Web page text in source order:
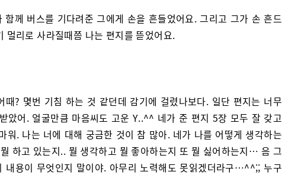
함께 버스를 기다려준 그에게 손을 흔들었어요. 그리고 그가 손 흔드
멀리로 사라질때쯤 나는 편지를 뜯었어요.
때? 몇번 기침 하는 것 같던데 감기에 걸렸나보다. 일단 편지는 너무
았어. 얼굴만큼 마음씨도 고운 Y..^^ 네가 준 편지 5장 모두 잘 갖고
워. 나는 너에 대해 궁금한 것이 참 많아. 네가 나를 어떻게 생각하는
하고 있는지.. 뭘 생각하고 뭘 좋아하는지 또 뭘 싫어하는지… 음 그
용이 무엇인지 말이야. 아무리 노력해도 못읽겠더라구…^^;; 누구